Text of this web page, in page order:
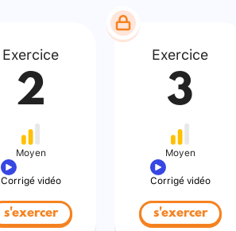
Exercice
2
Moyen
Corrigé vidéo
s'exercer
Exercice
3
Moyen
Corrigé vidéo
s'exercer